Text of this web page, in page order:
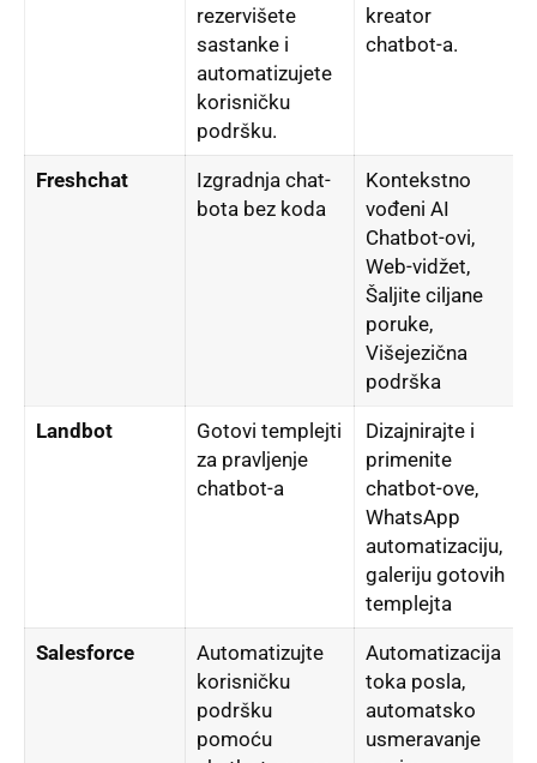
rezervišete
sastanke i
automatizujete
korisničku
podršku.
kreator
chatbot-a.
Freshchat
Izgradnja chat-
bota bez koda
Kontekstno
vođeni AI
Chatbot-ovi,
Web-vidžet,
Šalјite cilјane
poruke,
Višejezična
podrška
Landbot
Gotovi templejti
za pravlјenje
chatbot-a
Dizajnirajte i
primenite
chatbot-ove,
WhatsApp
automatizaciju,
galeriju gotovih
templejta
Salesforce
Automatizujte
korisničku
podršku
pomoću
Automatizacija
toka posla,
automatsko
usmeravanje